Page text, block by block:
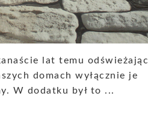
lat temu odświeżając
domach wyłącznie je
W dodatku był to ...